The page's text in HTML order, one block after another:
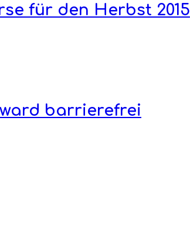
für den Herbst 2015
barrierefrei